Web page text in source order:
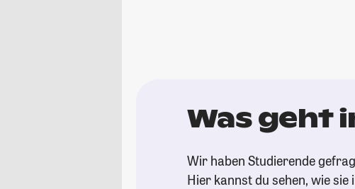
Was geht
Wir haben Studierende
Hier kannst du sehen, wie